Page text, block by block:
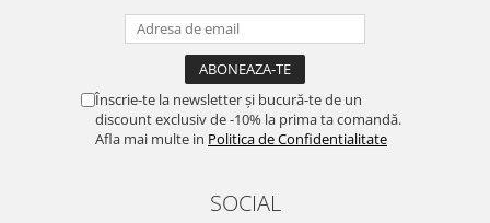
Înscrie-te la newsletter și bucură-te de un
discount exclusiv de -10% la prima ta comandă.
Afla mai multe in Politica de Confidentialitate
SOCIAL